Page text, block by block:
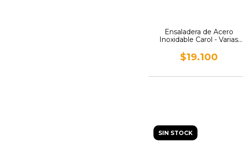
Ensaladera de Acero
Inoxidable Carol - Varias
$19.100
SIN STOCK